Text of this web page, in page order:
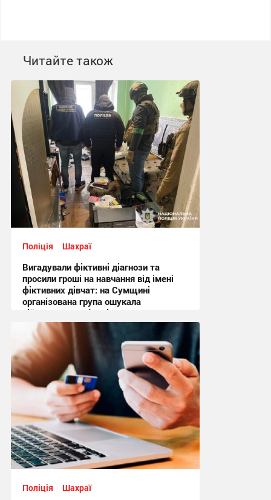
Читайте також
Поліція Шахраї
Вигадували фіктивні діагнози та
просили гроші на навчання від імені
фіктивних дівчат: на Сумщині
організована група ошукала
військовослужбовців на понад
мільйон гривень
14:41 сьогодні
Поліція Шахраї